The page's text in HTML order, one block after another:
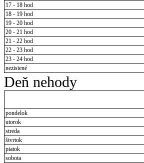
17 - 18 hod
18 - 19 hod
19 - 20 hod
20 - 21 hod
21 - 22 hod
22 - 23 hod
23 - 24 hod
nezistené
Deň nehody
pondelok
utorok
streda
štvrtok
piatok
sobota